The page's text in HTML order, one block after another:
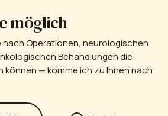
möglich
nach Operationen, neurologischen
Behandlungen die
können — komme ich zu Ihnen nach